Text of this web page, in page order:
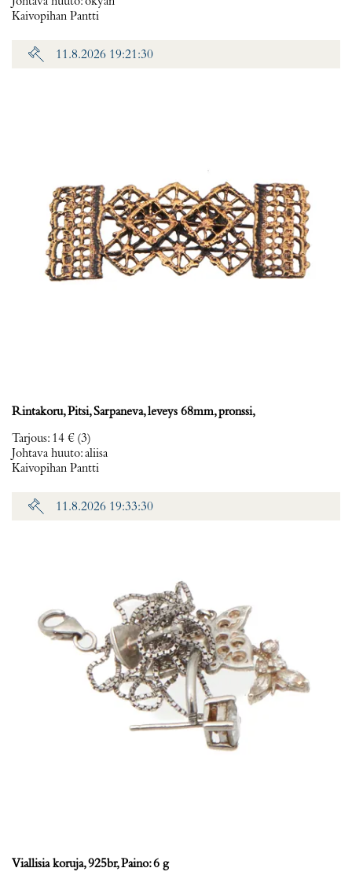
Kaivopihan Pantti
11.8.2026 19:21:30
Rintakoru, Pitsi, Sarpaneva, leveys 68mm, pronssi,
Tarjous: 14 € (3)
Johtava huuto:aliisa
Kaivopihan Pantti
11.8.2026 19:33:30
Viallisia koruja, 925br, Paino: 6 g